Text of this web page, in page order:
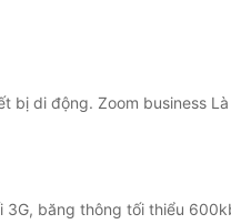
bị di động. Zoom business
băng thông tối thiểu